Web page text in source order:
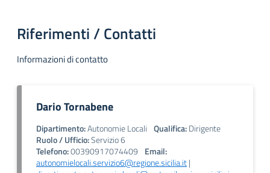
Riferimenti / Contatti
Informazioni di contatto
Dario Tornabene
Dipartimento:Autonomie Locali Qualifica:Dirigente
Ruolo / Ufficio:Servizio 6
Telefono:00390917074409 Email:
autonomielocali.servizio6@regione.sicilia.it|